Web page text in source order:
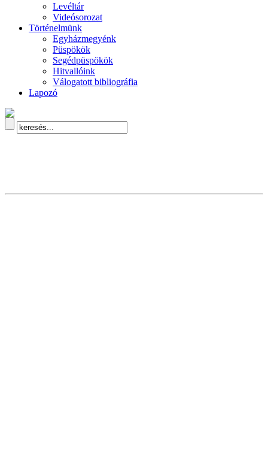
Levéltár
Videósorozat
Történelmünk
Egyházmegyénk
Püspökök
Segédpüspökök
Hitvallóink
Válogatott bibliográfia
Lapozó